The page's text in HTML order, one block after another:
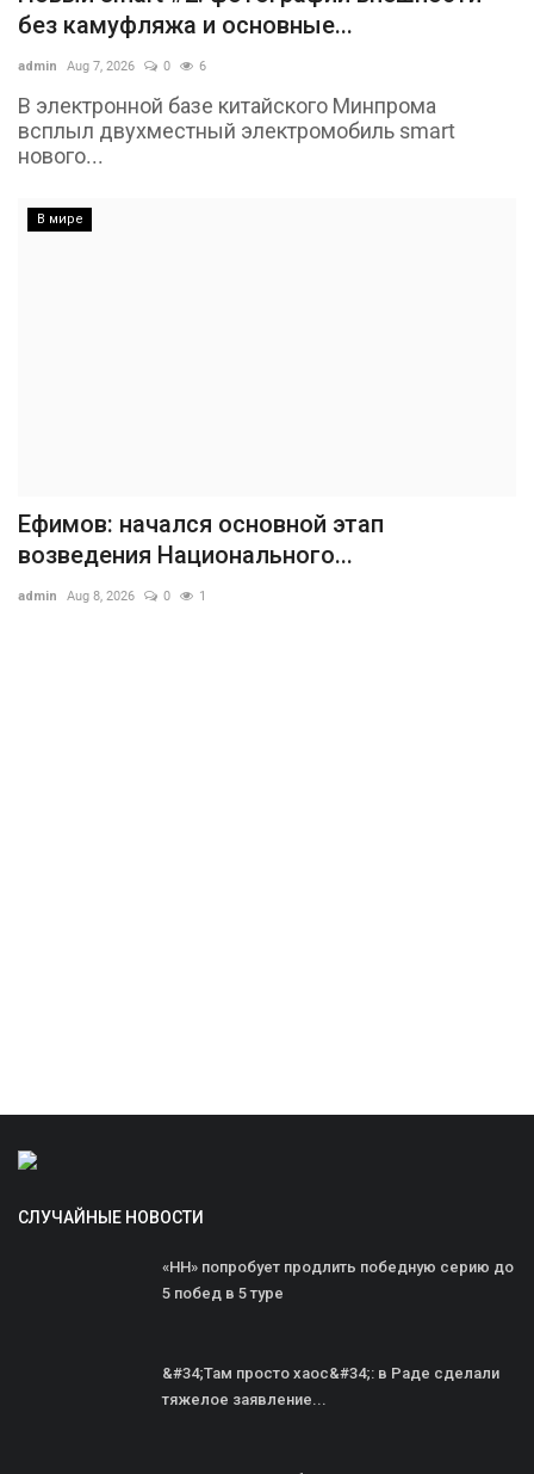
без камуфляжа и основные...
admin Aug 7, 2026 0 6
В электронной базе китайского Минпрома
всплыл двухместный электромобиль smart
нового...
В мире
Ефимов: начался основной этап
возведения Национального...
admin Aug 8, 2026 0 1
СЛУЧАЙНЫЕ НОВОСТИ
«НН» попробует продлить победную серию до
5 побед в 5 туре
&#34;Там просто хаос&#34;: в Раде сделали
тяжелое заявление...